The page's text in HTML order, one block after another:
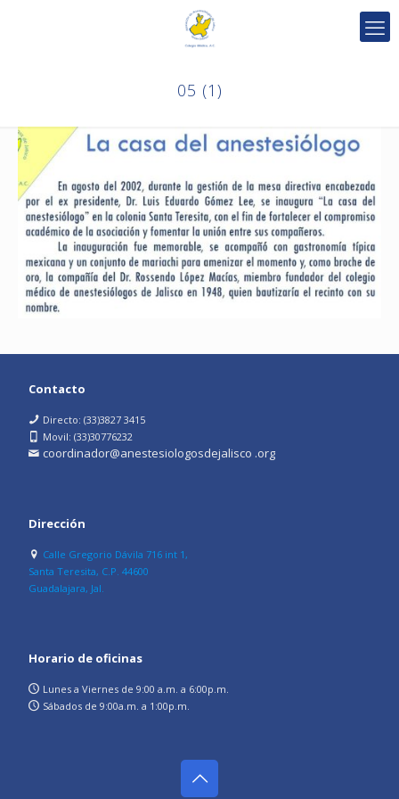
05 (1)
Contacto
Directo: (33)3827 3415
Movil: (33)30776232
coordinador@anestesiologosdejalisco .org
Dirección
Calle Gregorio Dávila 716 int 1,
Santa Teresita, C.P. 44600
Guadalajara, Jal.
Horario de oficinas
Lunes a Viernes de 9:00 a.m. a 6:00p.m.
Sábados de 9:00a.m. a 1:00p.m.